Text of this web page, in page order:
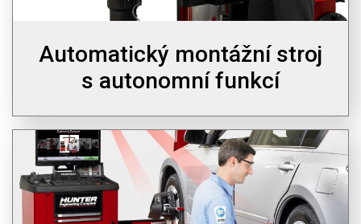
Automatický montážní stroj
s autonomní funkcí